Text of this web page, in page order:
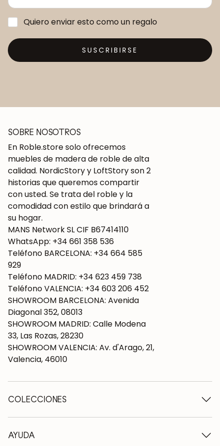
Quiero enviar esto como un regalo
SUSCRIBIRSE
SOBRE NOSOTROS
En Roble.store solo ofrecemos
muebles de madera de roble de alta
calidad. NordicStory y LoftStory son 2
historias que queremos compartir
con usted. Se trata del roble y la
comodidad con estilo que brindará a
su hogar.
MANS Network SL CIF B67414110
WhatsApp: +34 661 358 536
Teléfono BARCELONA: +34 664 585
929
Teléfono MADRID: +34 623 459 738
Teléfono VALENCIA: +34 603 206 452
SHOWROOM BARCELONA: Avenida
Diagonal 352, 08013
SHOWROOM MADRID: Calle Modena
33, Las Rozas, 28230
SHOWROOM VALENCIA: Av. d'Arago, 21,
Valencia, 46010
COLECCIONES
Mesas de madera
Mesas extensibles
AYUDA